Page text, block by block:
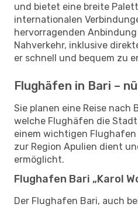
und bietet eine breite
internationalen
hervorragenden
Nahverkehr, inklusive
er schnell und bequem zu
Flughäfen in Bari –
Sie planen eine Reise nach
welche Flughäfen die
einem wichtigen Flughafen
zur Region Apulien dient
ermöglicht.
Flughafen Bari „Karol
Der Flughafen Bari, auch